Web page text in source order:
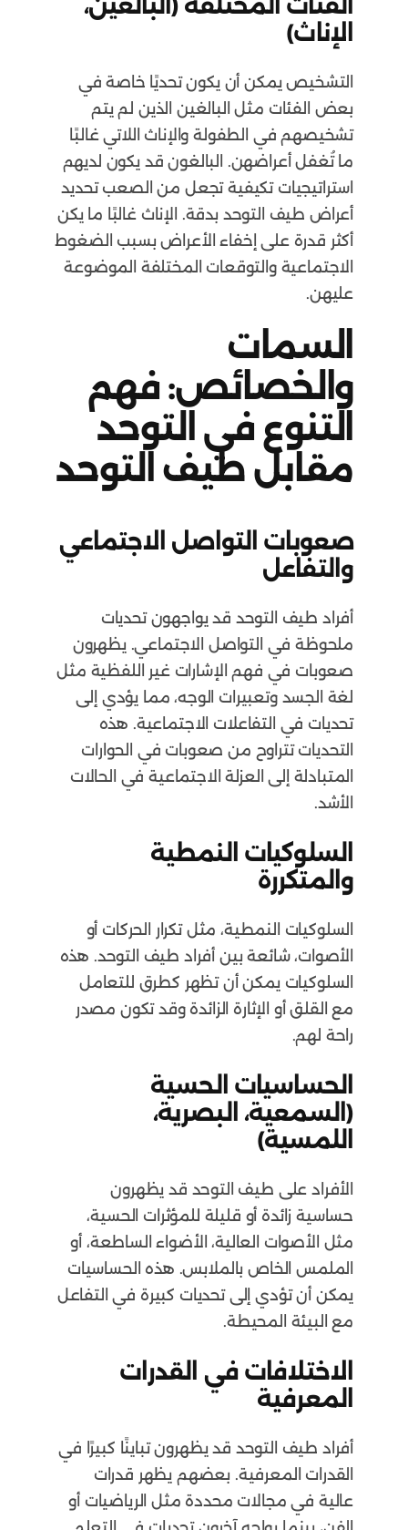
الإناث)
التشخيص يمكن أن يكون تحديًا خاصة في
بعض الفئات مثل البالغين الذين لم يتم
تشخيصهم في الطفولة والإناث اللاتي غالبًا
ما تُغفل أعراضهن. البالغون قد يكون لديهم
استراتيجيات تكيفية تجعل من الصعب تحديد
أعراض طيف التوحد بدقة. الإناث غالبًا ما يكن
أكثر قدرة على إخفاء الأعراض بسبب الضغوط
الاجتماعية والتوقعات المختلفة الموضوعة
عليهن.
السمات
والخصائص: فهم
التنوع في التوحد
مقابل طيف التوحد
صعوبات التواصل الاجتماعي
والتفاعل
أفراد طيف التوحد قد يواجهون تحديات
ملحوظة في التواصل الاجتماعي. يظهرون
صعوبات في فهم الإشارات غير اللفظية مثل
لغة الجسد وتعبيرات الوجه، مما يؤدي إلى
تحديات في التفاعلات الاجتماعية. هذه
التحديات تتراوح من صعوبات في الحوارات
المتبادلة إلى العزلة الاجتماعية في الحالات
الأشد.
السلوكيات النمطية
والمتكررة
السلوكيات النمطية، مثل تكرار الحركات أو
الأصوات، شائعة بين أفراد طيف التوحد. هذه
السلوكيات يمكن أن تظهر كطرق للتعامل
مع القلق أو الإثارة الزائدة وقد تكون مصدر
راحة لهم.
الحساسيات الحسية
(السمعية، البصرية،
اللمسية)
الأفراد على طيف التوحد قد يظهرون
حساسية زائدة أو قليلة للمؤثرات الحسية،
مثل الأصوات العالية، الأضواء الساطعة، أو
الملمس الخاص بالملابس. هذه الحساسيات
يمكن أن تؤدي إلى تحديات كبيرة في التفاعل
مع البيئة المحيطة.
الاختلافات في القدرات
المعرفية
أفراد طيف التوحد قد يظهرون تباينًا كبيرًا في
القدرات المعرفية. بعضهم يظهر قدرات
عالية في مجالات محددة مثل الرياضيات أو